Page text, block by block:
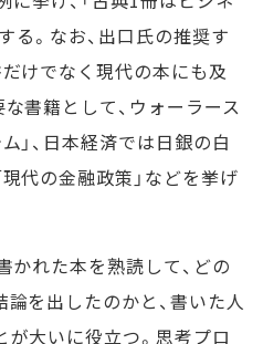
る。なお、出口氏の推奨す
けでなく現代の本にも及
書籍として、ウォーラース
」、日本経済では日銀の白
代の金融政策」などを挙げ
かれた本を熟読して、どの
を出したのかと、書いた人
大いに役立つ。思考プロ